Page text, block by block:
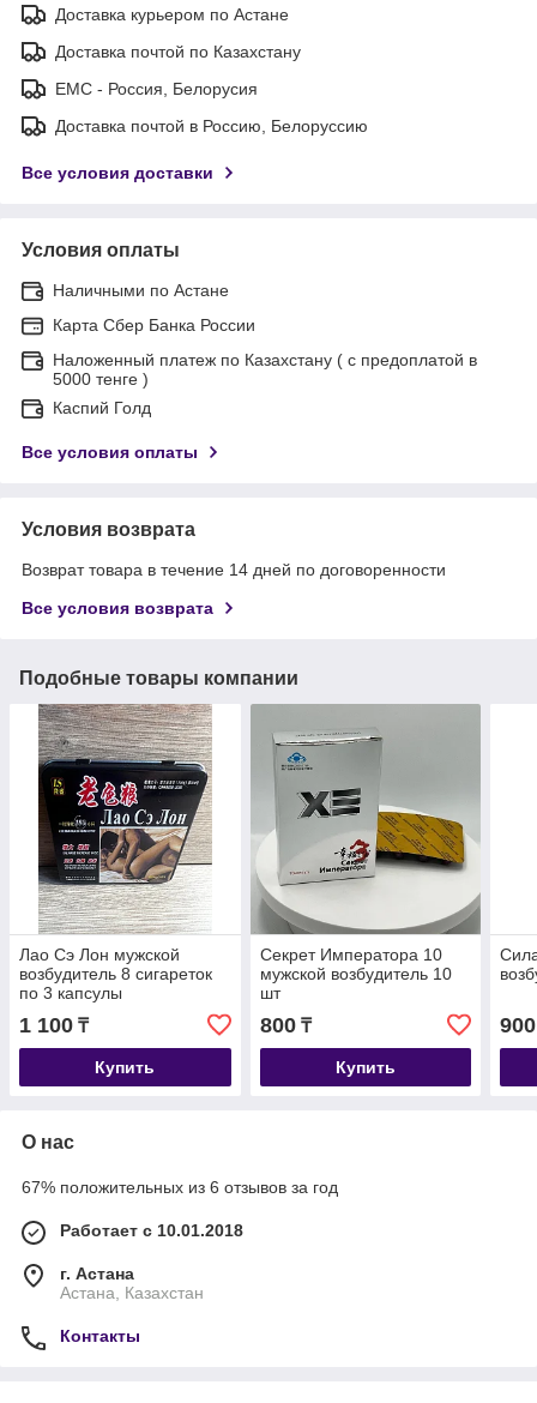
Доставка курьером по Астане
Доставка почтой по Казахстану
ЕМС - Россия, Белорусия
Доставка почтой в Россию, Белоруссию
Все условия доставки
Условия оплаты
Наличными по Астане
Карта Сбер Банка России
Наложенный платеж по Казахстану ( с предоплатой в
5000 тенге )
Каспий Голд
Все условия оплаты
Условия возврата
Возврат товара в течение 14 дней по договоренности
Все условия возврата
Подобные товары компании
Лао Сэ Лон мужской
возбудитель 8 сигареток
по 3 капсулы
1 100 ₸
Купить
Секрет Императора 10
мужской возбудитель 10
шт
800₸
Купить
900
О нас
67% положительных из 6 отзывов за год
Работает с 10.01.2018
г. Астана
Астана, Казахстан
Контакты